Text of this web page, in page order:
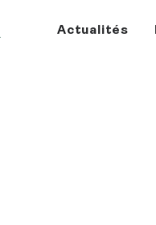
Actualités